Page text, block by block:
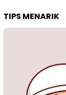
TIPS MENARIK